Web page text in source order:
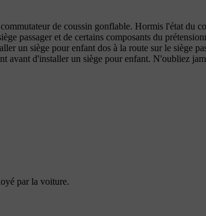
de coussin gonflable. Hormis l'état du
passager et de certains composants du
un siège pour enfant dos à la route sur le siège
avant d'installer un siège pour enfant. N'oubliez
par la voiture.